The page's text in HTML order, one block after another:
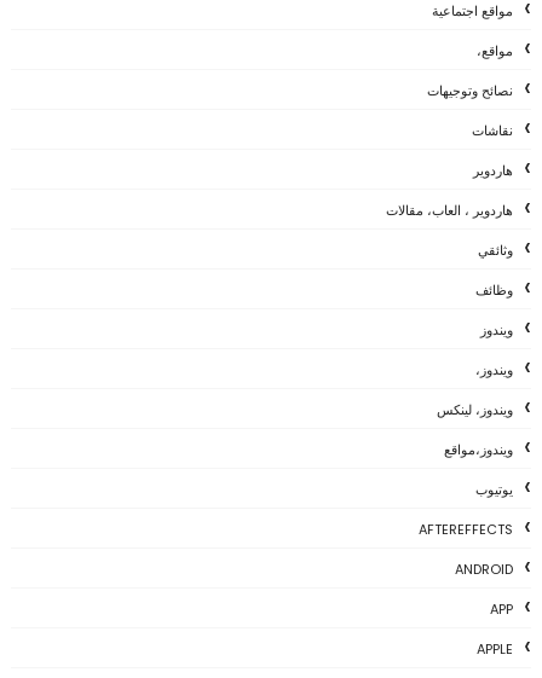
مواقع اجتماعية
مواقع،
نصائح وتوجيهات
نقاشات
هاردوير
هاردوير ، العاب، مقالات
وثائقي
وظائف
ويندوز
ويندوز،
ويندوز، لينكس
ويندوز،مواقع
يوتيوب
AFTEREFFECTS
ANDROID
APP
APPLE